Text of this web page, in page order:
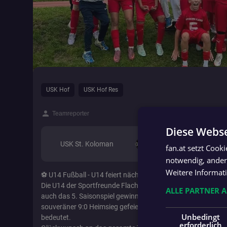
USK Hof USK Hof Res
person Teamreporter
USK St. Koloman 2 : 0
⚽ U14 Fußball - U14 feiert nächsten Sieg ⚽
Die U14 der Sportfreunde Flachgau reitet weiter auf der
auch das 5. Saisonspiel gewinnen. Gegen die SG FCST B
souveräner 9:0 Heimsieg gefeiert werden, der weiterhin die
bedeutet.
Diese
fan.at setzt
notwendig,
Weitere
ALLE PARTNER
Unbedingt
erforderlich